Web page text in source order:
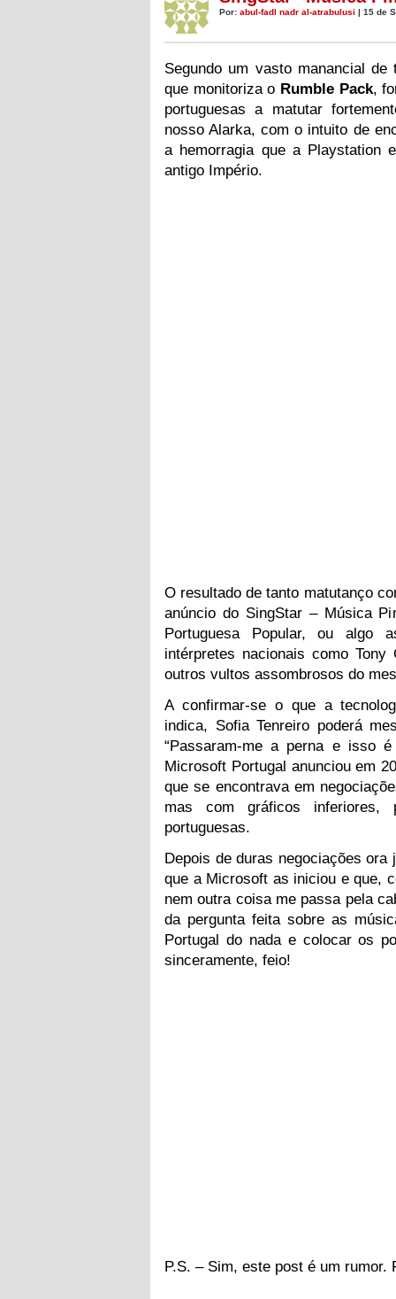
Por: abul-fadl nadr al-atrabulusi | 15 de
Segundo um vasto manancial de
que monitoriza o Rumble Pack,
portuguesas a matutar
nosso Alarka, com o intuito de
a hemorragia que a Playstation
antigo Império.
O resultado de tanto matutanço
anúncio do SingStar – Música
Portuguesa Popular, ou algo
intérpretes nacionais como
outros vultos assombrosos do
A confirmar-se o que a
indica, Sofia Tenreiro poderá
“Passaram-me a perna e isso
Microsoft Portugal anunciou em
que se encontrava em
mas com gráficos inferiores,
portuguesas.
Depois de duras negociações
que a Microsoft as iniciou e que,
nem outra coisa me passa pela
da pergunta feita sobre as
Portugal do nada e colocar os
sinceramente, feio!
P.S. – Sim, este post é um rumor.